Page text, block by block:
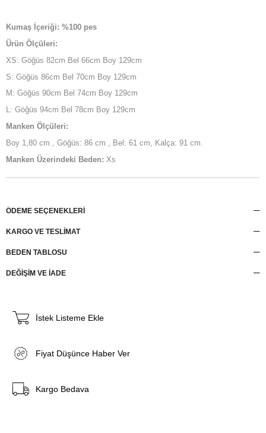
Kumaş İçeriği: %100 pes
Ürün Ölçüleri:
XS: Göğüs 82cm Bel 66cm Boy 129cm
S: Göğüs 86cm Bel 70cm Boy 129cm
M: Göğüs 90cm Bel 74cm Boy 129cm
L: Göğüs 94cm Bel 78cm Boy 129cm
Manken Ölçüleri:
Boy 1,80 cm , Göğüs: 86 cm , Bel: 61 cm, Kalça: 91 cm.
Manken Üzerindeki Beden: Xs
ÖDEME SEÇENEKLERI
KARGO VE TESLİMAT
BEDEN TABLOSU
DEĞİŞİM VE İADE
İstek Listeme Ekle
Fiyat Düşünce Haber Ver
Kargo Bedava